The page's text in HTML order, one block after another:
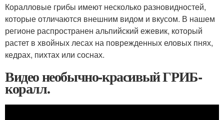
Коралловые грибы имеют несколько разновидностей,
которые отличаются внешним видом и вкусом. В нашем
регионе распространен альпийский ежевик, который
растет в хвойных лесах на поврежденных еловых пнях,
кедрах, пихтах или соснах.
Видео необычно-красивый ГРИБ-
коралл.